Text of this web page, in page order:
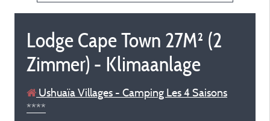
Lodge Cape Town 27M² (2
Zimmer) - Klimaanlage
Ushuaïa Villages - Camping Les 4 Saisons
****